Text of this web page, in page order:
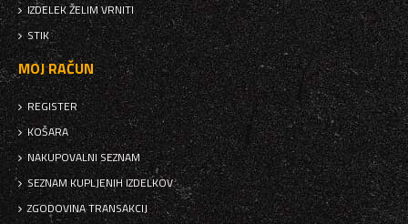
IZDELEK ŽELIM VRNITI
STIK
MOJ RAČUN
REGISTER
KOŠARA
NAKUPOVALNI SEZNAM
SEZNAM KUPLJENIH IZDELKOV
ZGODOVINA TRANSAKCIJ